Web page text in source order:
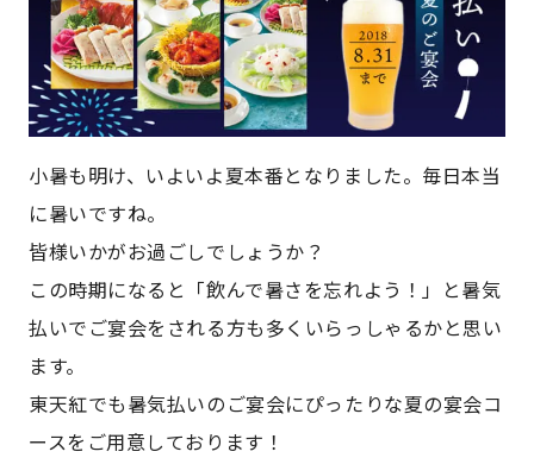
小暑も明け、いよいよ夏本番となりました。毎日本当
に暑いですね。
皆様いかがお過ごしでしょうか？
この時期になると「飲んで暑さを忘れよう！」と暑気
払いでご宴会をされる方も多くいらっしゃるかと思い
ます。
東天紅でも暑気払いのご宴会にぴったりな夏の宴会コ
ースをご用意しております！